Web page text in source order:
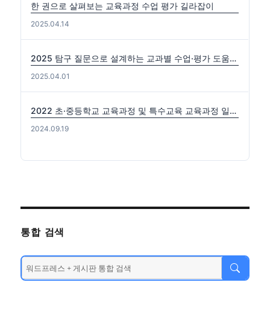
한 권으로 살펴보는 교육과정 수업 평가 길라잡이
2025.04.14
2025 탐구 질문으로 설계하는 교과별 수업·평가 도움자료(국수사과)
2025.04.01
2022 초·중등학교 교육과정 및 특수교육 교육과정 일부개정 고시 (2024-0816) 출처: https://edutown.tistory.com/1594 [초등교육마을2:티스토리]
2024.09.19
통합 검색